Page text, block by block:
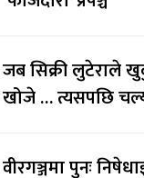
जब सिक्री लुटेराले
खोजे … त्यसपछि
वीरगञ्जमा पुनः